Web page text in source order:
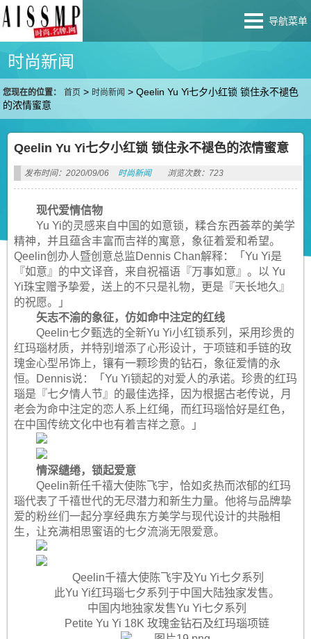
导航菜单
时尚新闻
您现在的位置： 首页 > 时尚新闻 >Qeelin Yu Yi七夕小红锁 锁住永不褪色
的浓情蜜意
Qeelin Yu Yi七夕小红锁 锁住永不褪色的浓情蜜意
发布时间：2020/09/06 时尚新闻 浏览次数：723
现代爱情信物
Yu Yi的灵感来自中国的如意锁，糅合东西荟萃的美学
精神，并且蕴含丰富而吉祥的寓意，象征着爱和希望。
Qeelin创办人暨创意总监Dennis Chan解释：「Yu Yi是
『如意』的中文译音，来自祝福语『万事如意』。以 Yu
Yi珠宝赠予挚爱，送上的不只是礼物，更是『天长地久』
的祝愿。」
矢志不渝的象征，仿如命中注定的红线
Qeelin七夕甄选的全新Yu Yi小红锁系列，采用珍贵的
红玛瑙材质，并特别增添了心形设计，于项链和手链的玫
瑰金心型吊饰上，镶有一颗珍贵的钻石，象征爱情的永
恒。Dennis说：「Yu Yi锁起的对爱人的承诺。珍贵的红玛
瑙是『七夕情人节』的最佳选择，因为根据古老传说，月
老会为命中注定的恋人系上红绳，而红玛瑙恰好是红色，
在中国传统文化中也有着吉祥之意。」
情深缱绻，锁起爱意
Qeelin新任千禧大使陈飞宇，恰如炙热而浓郁的红玛
瑙代表了千禧世代的无尽潜力和新生力量。他将与品牌挚
爱的粉丝们一起分享经典东方美学与现代设计的共融相
生，让充满相思蜜语的七夕流淌无限爱意。
Qeelin千禧大使陈飞宇及Yu Yi七夕系列
此Yu Yi红玛瑙七夕系列于中国大陆独家发售。
中国内地独家发售Yu Yi七夕系列
Petite Yu Yi 18K 玫瑰金钻石及红玛瑙项链